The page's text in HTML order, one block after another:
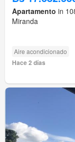
Apartamento in
Miranda
Aire acondicionado
Hace 2 días